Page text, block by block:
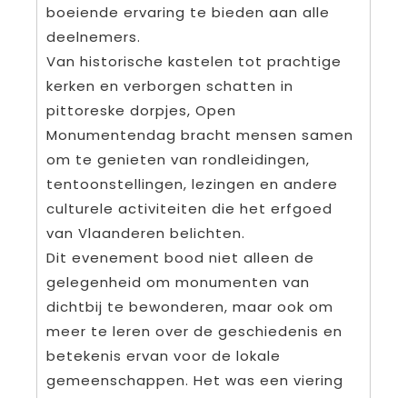
boeiende ervaring te bieden aan alle
deelnemers.
Van historische kastelen tot prachtige
kerken en verborgen schatten in
pittoreske dorpjes, Open
Monumentendag bracht mensen samen
om te genieten van rondleidingen,
tentoonstellingen, lezingen en andere
culturele activiteiten die het erfgoed
van Vlaanderen belichten.
Dit evenement bood niet alleen de
gelegenheid om monumenten van
dichtbij te bewonderen, maar ook om
meer te leren over de geschiedenis en
betekenis ervan voor de lokale
gemeenschappen. Het was een viering